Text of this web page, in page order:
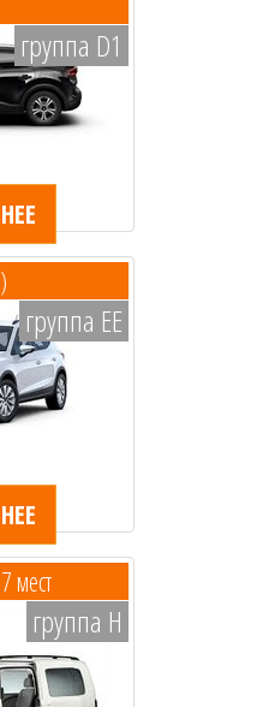
группа D1
группа EE
мест
группа H